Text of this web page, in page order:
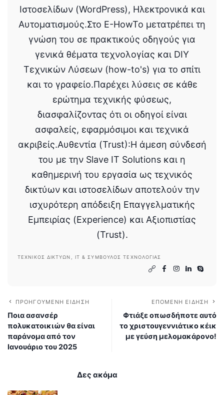
Ιστοσελίδων (WordPress), Ηλεκτρονικά και
Αυτοματισμούς.Στο E-HowTo μετατρέπει τη
γνώση του σε πρακτικούς οδηγούς για
γενικά θέματα τεχνολογίας και DIY
Τεχνικών Λύσεων (how-to's) για το σπίτι
και το γραφείο.Παρέχει λύσεις σε κάθε
ερώτημα τεχνικής φύσεως,
διασφαλίζοντας ότι οι οδηγοί είναι
ασφαλείς, εφαρμόσιμοι και τεχνικά
ακριβείς.Αυθεντία (Trust):Η άμεση σύνδεσή
του με την Slave IT Solutions και η
καθημερινή του εργασία ως τεχνικός
δικτύων και ιστοσελίδων αποτελούν την
ισχυρότερη απόδειξη Επαγγελματικής
Εμπειρίας (Experience) και Αξιοπιστίας
(Trust).
ΤΕΧΝΙΚΌΣ ΔΙΚΤΎΩΝ, IT & ΣΎΜΒΟΥΛΟΣ ΤΕΧΝΟΛΟΓΊΑΣ
ΠΡΟΗΓΟΎΜΕΝΗ ΕΊΔΗΣΗ
Ποια ασανσέρ
πολυκατοικιών θα είναι
παράνομα από τον
Ιανουάριο του 2025
ΕΠΌΜΕΝΗ ΕΊΔΗΣΗ
Φτιάξε οπωσδήποτε αυτό
το χριστουγεννιάτικο κέικ
με γεύση μελομακάρονο!
Δες ακόμα